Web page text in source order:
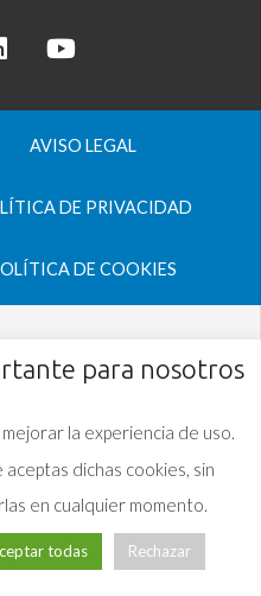
AVISO LEGAL
DE PRIVACIDAD
DE COOKIES
para nosotros
la experiencia de uso.
dichas cookies, sin
en cualquier momento.
todas Rechazar